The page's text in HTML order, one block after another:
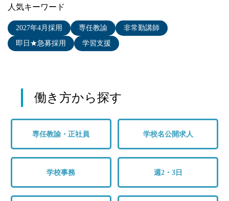
人気キーワード
2027年4月採用 専任教諭
非常勤講師
即日★急募採用
学習支援
働き方から探す
専任教諭・正社員 学校名公開求人
学校事務 週2・3日